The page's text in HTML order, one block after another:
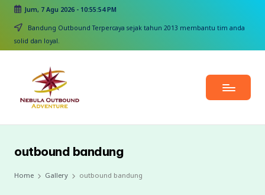
Skip
content
Jum, 7 Agu 2026- 10:55:54 PM
Bandung Outbound Terpercaya sejak tahun 2013 membantu tim anda
solid dan loyal.
outbound bandung
Home Gallery outbound bandung